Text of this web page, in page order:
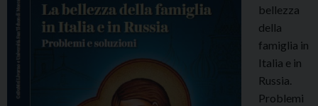
bellezza
della
famiglia in
Italia e in
Russia.
Problemi